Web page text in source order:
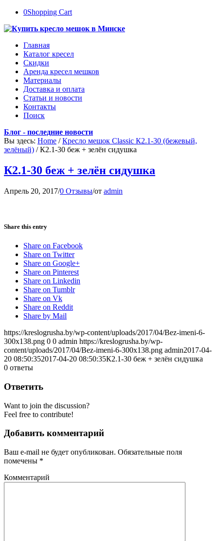
0Shopping Cart
Главная
Каталог кресел
Скидки
Аренда кресел мешков
Материалы
Доставка и оплата
Статьи и новости
Контакты
Поиск
Блог - последние новости
Вы здесь: Home / Кресло мешок Classic К2.1-30 (бежевый,
зелёный) / К2.1-30 беж + зелён сидушка
К2.1-30 беж + зелён сидушка
Апрель 20, 2017/0 Отзывы/от admin
Share this entry
Share on Facebook
Share on Twitter
Share on Google+
Share on Pinterest
Share on Linkedin
Share on Tumblr
Share on Vk
Share on Reddit
Share by Mail
https://kreslogrusha.by/wp-content/uploads/2017/04/Bez-imeni-6-
300x138.png 0 0 admin https://kreslogrusha.by/wp-
content/uploads/2017/04/Bez-imeni-6-300x138.png admin2017-04-
20 08:50:352017-04-20 08:50:35К2.1-30 беж + зелён сидушка
0 ответы
Ответить
Want to join the discussion?
Feel free to contribute!
Добавить комментарий
Ваш e-mail не будет опубликован. Обязательные поля
помечены *
Комментарий